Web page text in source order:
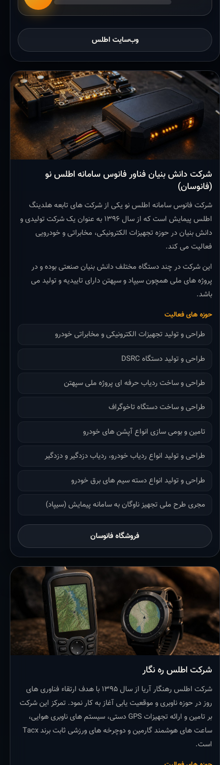
وب‌سایت اطلس
شرکت دانش بنیان فناور فانوس سامانه اطلس نو
(فانوسان)
شرکت فانوس سامانه اطلس نو یکی از شرکت های تابعه هلدینگ
اطلس پیمایش است که از سال ۱۳۹۶ به عنوان یک شرکت تولیدی و
دانش بنیان در حوزه تجهیزات الکترونیکی، مخابراتی و خودرویی
فعالیت می کند.
این شرکت در چند دستگاه مختلف دانش بنیان صنعتی بوده و در
پروژه های ملی همچون سیپاد و سپهتن دارای تاییدیه و تولید می
باشد.
حوزه های فعالیت
طراحی و تولید تجهیزات الکترونیکی و مخابراتی خودرو
طراحی و تولید دستگاه DSRC
طراحی و ساخت ردیاب حرفه ای پروژه ملی سپهتن
طراحی و ساخت دستگاه تاخوگراف
تامین و بومی سازی انواع آپشن های خودرو
طراحی و تولید انواع ردیاب خودرو، ردیاب دزدگیر و دزدگیر
طراحی و تولید انواع دسته سیم های برق خودرو
مجری طرح ملی تجهیز ناوگان به سامانه پیمایش (سیپاد)
فروشگاه فانوسان
شرکت اطلس ره نگار
شرکت اطلس رهنگار آریا از سال ۱۳۹۵ با هدف ارتقاء فناوری های
روز در حوزه ناوبری و موقعیت یابی آغاز به کار نمود. تمرکز این شرکت
بر تامین و ارائه تجهیزات GPS دستی، سیستم های ناوبری هوایی،
ساعت های هوشمند گارمین و دوچرخه های ورزشی ثابت برند Tacx
است.